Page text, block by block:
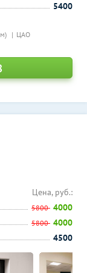
ЦАО
5400
Цена, руб.:
5800 4000
5800 4000
4500